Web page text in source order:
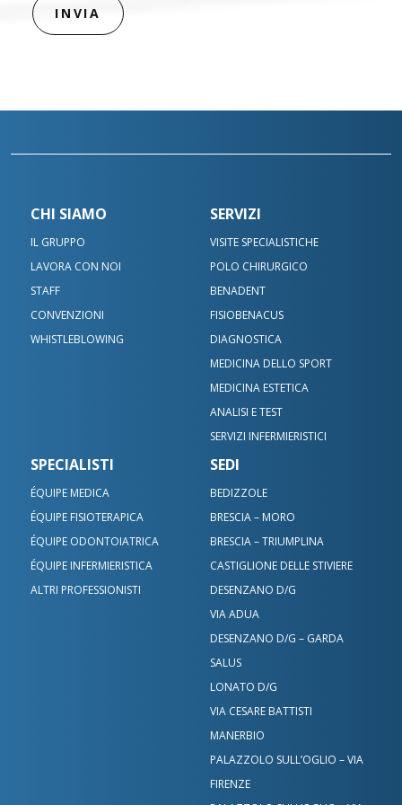
CHI SIAMO
IL GRUPPO
LAVORA CON NOI
STAFF
CONVENZIONI
WHISTLEBLOWING
SERVIZI
VISITE SPECIALISTICHE
POLO CHIRURGICO
BENADENT
FISIOBENACUS
DIAGNOSTICA
MEDICINA DELLO SPORT
MEDICINA ESTETICA
ANALISI E TEST
SERVIZI INFERMIERISTICI
SPECIALISTI
ÉQUIPE MEDICA
ÉQUIPE FISIOTERAPICA
ÉQUIPE ODONTOIATRICA
ÉQUIPE INFERMIERISTICA
ALTRI PROFESSIONISTI
SEDI
BEDIZZOLE
BRESCIA – MORO
BRESCIA – TRIUMPLINA
CASTIGLIONE DELLE STIVIERE
DESENZANO D/G
VIA ADUA
DESENZANO D/G – GARDA
SALUS
LONATO D/G
VIA CESARE BATTISTI
MANERBIO
PALAZZOLO SULL’OGLIO – VIA
FIRENZE